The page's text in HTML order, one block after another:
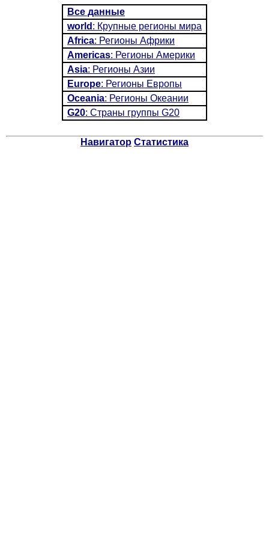
Все данные
world : Крупные регионы мира
Africa: Регионы Африки
Americas: Регионы Америки
Asia: Регионы Азии
Europe: Регионы Европы
Oceania: Регионы Океании
G20: Страны группы G20
Навигатор Статистика